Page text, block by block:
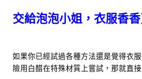
交給泡泡小姐，衣服香
如果你已經試過各種方法還是覺得衣
險用白醋在特殊材質上嘗試，那就直